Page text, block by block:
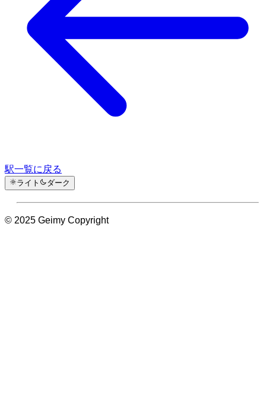
駅一覧に戻る
ライト ダーク
© 2025 Geimy Copyright